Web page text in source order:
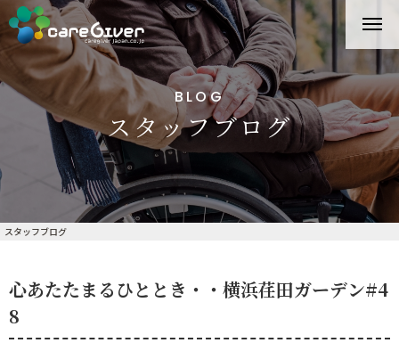
スタッフブログ
BLOG
スタッフブログ
心あたたまるひととき・・横浜荏田ガーデン#4
8